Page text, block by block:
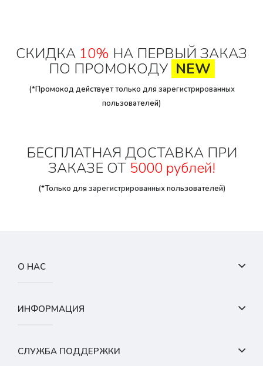
СКИДКА 10% НА ПЕРВЫЙ ЗАКАЗ
ПО ПРОМОКОДУ NEW
(*Промокод действует только для зарегистрированных
пользователей)
БЕСПЛАТНАЯ ДОСТАВКА ПРИ
ЗАКАЗЕ ОТ 5000 рублей!
(*Только для зарегистрированныхпользователей)
О НАС
ИНФОРМАЦИЯ
СЛУЖБА ПОДДЕРЖКИ